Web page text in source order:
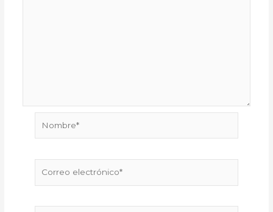
electrónico*